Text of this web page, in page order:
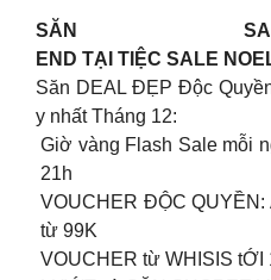
SĂN
END TẠI TIỆC SALE
Săn DEAL ĐẸP Độc
y nhất Tháng 12:
Giờ vàng Flash Sale mỗi
21h
VOUCHER ĐỘC
từ 99K
VOUCHER từ WHISIS tỚI